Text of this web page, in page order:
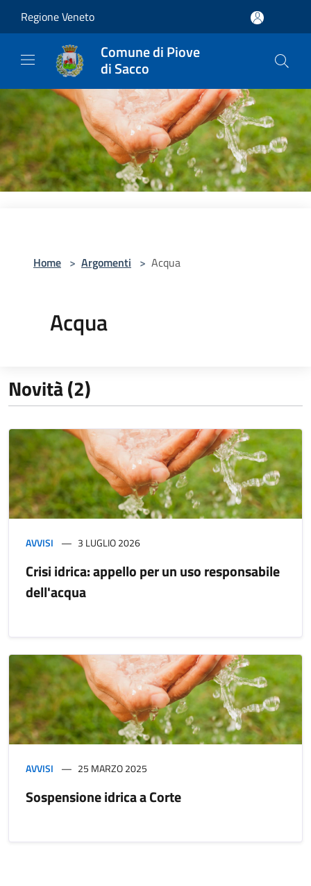
Regione Veneto
Comune di Piove
di Sacco
Home > Argomenti > Acqua
Acqua
Novità (2)
AVVISI 3 LUGLIO 2026
Crisi idrica: appello per un uso responsabile
dell'acqua
AVVISI 25 MARZO 2025
Sospensione idrica a Corte